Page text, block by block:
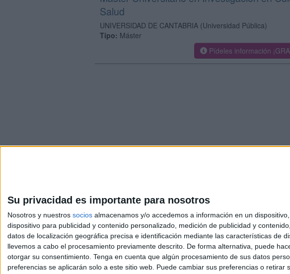
Su privacidad es importante para nosotros
Nosotros y nuestros socios almacenamos y/o accedemos a información en un
dispositivo para publicidad y contenido personalizado, medición de publicidad y
datos de localización geográfica precisa e identificación mediante las características de
llevemos a cabo el procesamiento previamente descrito. De forma alternativa, puede
otorgar su consentimiento. Tenga en cuenta que algún procesamiento de sus datos
preferencias se aplicarán solo a este sitio web. Puede cambiar sus preferencias o
Salud
UNIVERSIDAD DE CANTABRIA (Universidad Pública)
Tipo: Máster
Pídeles información
Aviso legal|Politica de
© 2003-2026Compás Mediterráneo S.L.